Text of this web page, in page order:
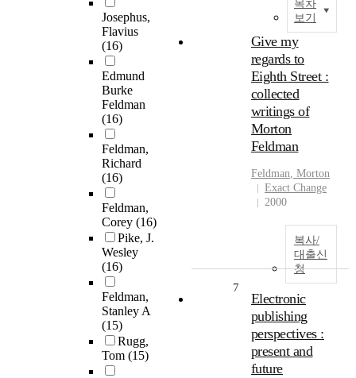
Josephus,
Flavius
(16)
Edmund
Burke
Feldman
(16)
Feldman,
Richard
(16)
Feldman,
Corey (16)
Pike, J.
Wesley
(16)
Feldman,
Stanley A
(15)
Rugg,
Tom (15)
목차
보기
Give my
regards to
Eighth Street :
collected
writings of
Morton
Feldman
Feldman, Morton
Exact Change
2000
복사/
대출신
청
7
Electronic
publishing
perspectives :
present and
future